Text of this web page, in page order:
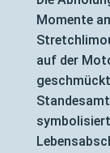
Momente
auf der
symbolisiert